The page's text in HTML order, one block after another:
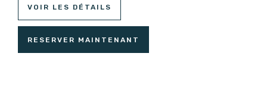
VOIR LES DÉTAILS
RESERVER MAINTENANT